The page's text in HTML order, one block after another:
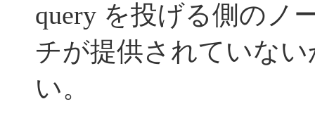
query を投げる側のノ
チが提供されていな
い。